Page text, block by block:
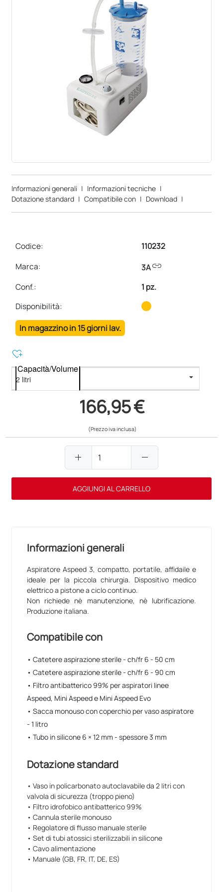
Informazioni generali | Informazioni tecniche |
Dotazione standard | Compatibile con | Download |
Codice:
110232
Marca:
3Alink
Conf.:
1 pz.
Disponibilità:
In magazzino in 15 giorni lav.
heart_plus
Capacità/Volume
166,95 €
(Prezzo iva inclusa)
add remove
AGGIUNGI AL CARRELLO
Informazioni generali
Aspiratore Aspeed 3, compatto, portatile, affidaile e
ideale per la piccola chirurgia. Dispositivo medico
elettrico a pistone a ciclo continuo.
Non richiede nè manutenzione, nè lubrificazione.
Produzione italiana.
Compatibile con
• Catetere aspirazione sterile - ch/fr 6 - 50 cm
• Catetere aspirazione sterile - ch/fr 6 - 90 cm
• Filtro antibatterico 99% per aspiratori linee
Aspeed, Mini Aspeed e Mini Aspeed Evo
• Sacca monouso con coperchio per vaso aspiratore
- 1 litro
• Tubo in silicone 6 × 12 mm - spessore 3 mm
Dotazione standard
• Vaso in policarbonato autoclavabile da 2 litri con
valvola di sicurezza (troppo pieno)
• Filtro idrofobico antibatterico 99%
• Cannula sterile monouso
• Regolatore di flusso manuale sterile
• Set di tubi atossici sterilizzabili in silicone
• Cavo alimentazione
• Manuale (GB, FR, IT, DE, ES)